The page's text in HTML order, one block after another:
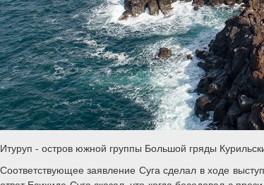
Итуруп - остров южной группы Большой гряды
Соответствующее заявление Суга сделал в ходе